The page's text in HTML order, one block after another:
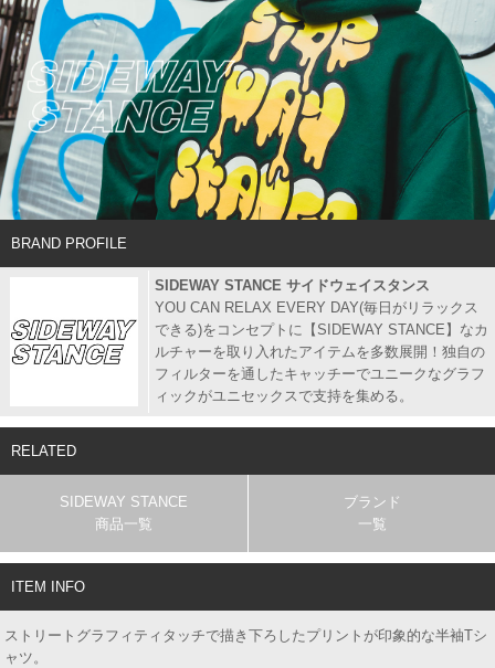
BRAND PROFILE
SIDEWAY STANCE サイドウェイスタンス
YOU CAN RELAX EVERY DAY(毎日がリラックス
できる)をコンセプトに【SIDEWAY STANCE】なカ
ルチャーを取り入れたアイテムを多数展開！独自の
フィルターを通したキャッチーでユニークなグラフ
ィックがユニセックスで支持を集める。
RELATED
SIDEWAY STANCE
商品一覧
ブランド
一覧
ITEM INFO
ストリートグラフィティタッチで描き下ろしたプリントが印象的な半袖Tシ
ャツ。